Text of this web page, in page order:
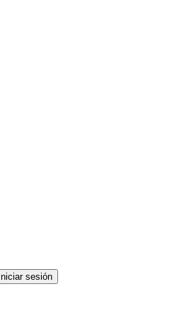
Iniciar sesión